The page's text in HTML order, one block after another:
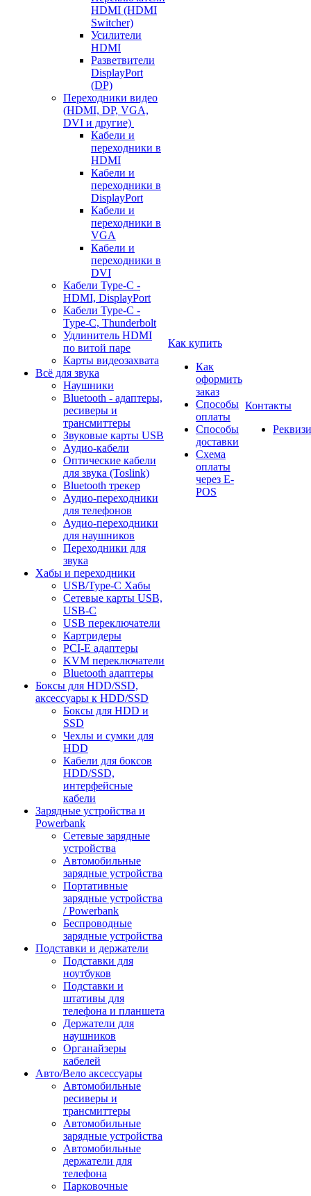
HDMI (HDMI
Switcher)
Усилители
HDMI
Разветвители
DisplayPort
(DP)
Переходники видео
(HDMI, DP, VGA,
DVI и другие)
Кабели и
переходники в
HDMI
Кабели и
переходники в
DisplayPort
Кабели и
переходники в
VGA
Кабели и
переходники в
DVI
Кабели Type-C -
HDMI, DisplayPort
Кабели Type-C -
Type-C, Thunderbolt
Удлинитель HDMI
по витой паре
Карты видеозахвата
Всё для звука
Наушники
Bluetooth - адаптеры,
ресиверы и
трансмиттеры
Звуковые карты USB
Аудио-кабели
Оптические кабели
для звука (Toslink)
Bluetooth трекер
Аудио-переходники
для телефонов
Аудио-переходники
для наушников
Переходники для
звука
Хабы и переходники
USB/Type-C Хабы
Сетевые карты USB,
USB-C
USB переключатели
Картридеры
PCI-E адаптеры
KVM переключатели
Bluetooth адаптеры
Боксы для HDD/SSD,
аксессуары к HDD/SSD
Боксы для HDD и
SSD
Чехлы и сумки для
HDD
Кабели для боксов
HDD/SSD,
интерфейсные
кабели
Зарядные устройства и
Powerbank
Сетевые зарядные
устройства
Автомобильные
зарядные устройства
Портативные
зарядные устройства
/ Powerbank
Беспроводные
зарядные устройства
Подставки и держатели
Подставки для
ноутбуков
Подставки и
штативы для
телефона и планшета
Держатели для
наушников
Органайзеры
кабелей
Авто/Вело аксессуары
Автомобильные
ресиверы и
трансмиттеры
Автомобильные
зарядные устройства
Автомобильные
держатели для
телефона
Парковочные
Как купить
Как
оформить
заказ
Способы
оплаты
Способы
доставки
Схема
оплаты
через E-
POS
Контакты